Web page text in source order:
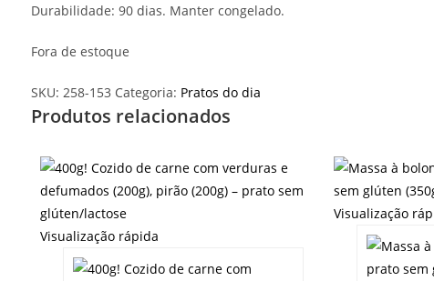
Durabilidade: 90 dias. Manter congelado.
Fora de estoque
SKU: 258-153 Categoria: Pratos do dia
Produtos relacionados
Visualização rápida
Visualização